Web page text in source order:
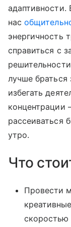
адаптивности.
нас
энергичность
справиться с
лучше браться
избегать
концентрации
рассеиваться
утро.
Что
Провести
скоростью